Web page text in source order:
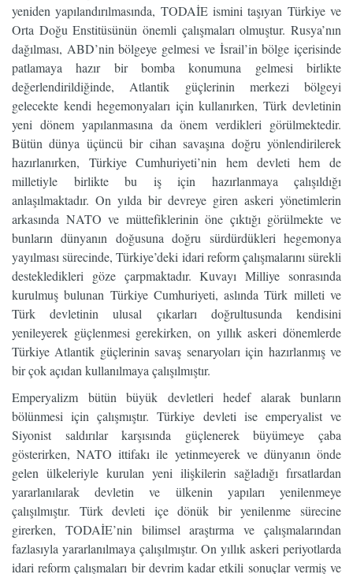
yeniden yapılandırılmasında, TODAİE ismini taşıyan Türkiye ve
Orta Doğu Enstitüsünün önemli çalışmaları olmuştur. Rusya’nın
dağılması, ABD’nin bölgeye gelmesi ve İsrail’in bölge içerisinde
patlamaya hazır bir bomba konumuna gelmesi birlikte
değerlendirildiğinde, Atlantik güçlerinin merkezi bölgeyi
gelecekte kendi hegemonyaları için kullanırken, Türk devletinin
yeni dönem yapılanmasına da önem verdikleri görülmektedir.
Bütün dünya üçüncü bir cihan savaşına doğru yönlendirilerek
hazırlanırken, Türkiye Cumhuriyeti’nin hem devleti hem de
milletiyle birlikte bu iş için hazırlanmaya çalışıldığı
anlaşılmaktadır. On yılda bir devreye giren askeri yönetimlerin
arkasında NATO ve müttefiklerinin öne çıktığı görülmekte ve
bunların dünyanın doğusuna doğru sürdürdükleri hegemonya
yayılması sürecinde, Türkiye’deki idari reform çalışmalarını sürekli
destekledikleri göze çarpmaktadır. Kuvayı Milliye sonrasında
kurulmuş bulunan Türkiye Cumhuriyeti, aslında Türk milleti ve
Türk devletinin ulusal çıkarları doğrultusunda kendisini
yenileyerek güçlenmesi gerekirken, on yıllık askeri dönemlerde
Türkiye Atlantik güçlerinin savaş senaryoları için hazırlanmış ve
bir çok açıdan kullanılmaya çalışılmıştır.
Emperyalizm bütün büyük devletleri hedef alarak bunların
bölünmesi için çalışmıştır. Türkiye devleti ise emperyalist ve
Siyonist saldırılar karşısında güçlenerek büyümeye çaba
gösterirken, NATO ittifakı ile yetinmeyerek ve dünyanın önde
gelen ülkeleriyle kurulan yeni ilişkilerin sağladığı fırsatlardan
yararlanılarak devletin ve ülkenin yapıları yenilenmeye
çalışılmıştır. Türk devleti içe dönük bir yenilenme sürecine
girerken, TODAİE’nin bilimsel araştırma ve çalışmalarından
fazlasıyla yararlanılmaya çalışılmıştır. On yıllık askeri periyotlarda
idari reform çalışmaları bir devrim kadar etkili sonuçlar vermiş ve